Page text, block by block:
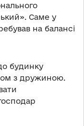
Саме у
на балансі
будинку
з дружиною.